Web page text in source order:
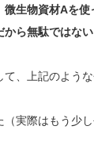
生物資材Aを
ら無駄ではない
、上記のよう
実際はもう少